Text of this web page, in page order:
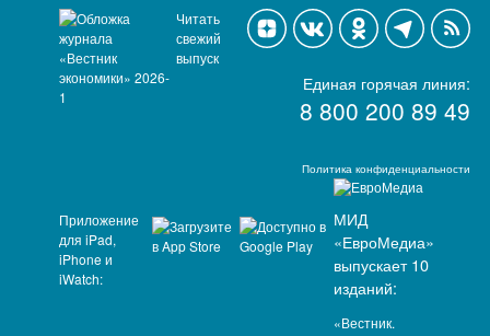
МИД
«ЕвроМедиа»
выпускает 10
изданий:
«Вестник.
Читать
свежий
выпуск
Приложение
для iPad,
iPhone и
iWatch:
Единая горячая линия:
8 800 200 89 49
Политика конфиденциальности